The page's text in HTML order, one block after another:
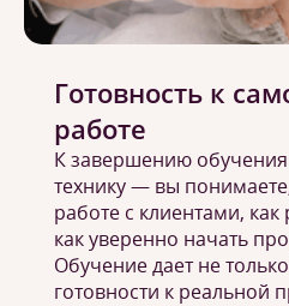
Готовность к
работе
К завершению
технику — вы
работе с клиентами,
как уверенно начать
Обучение дает не
готовности к реальной